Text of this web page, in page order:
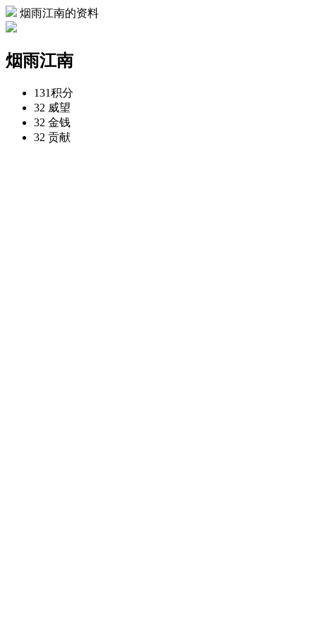
烟雨江南的资料
烟雨江南
131积分
32 威望
32 金钱
32 贡献